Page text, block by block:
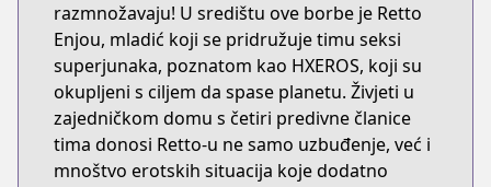
razmnožavaju! U središtu ove borbe je Retto
Enjou, mladić koji se pridružuje timu seksi
superjunaka, poznatom kao HXEROS, koji su
okupljeni s ciljem da spase planetu. Živjeti u
zajedničkom domu s četiri predivne članice
tima donosi Retto-u ne samo uzbuđenje, već i
mnoštvo erotskih situacija koje dodatno